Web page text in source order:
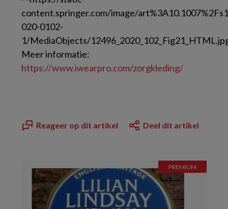
Meer informatie:
https://​www.​iwearpro.​com/zorgkleding/
Reageer op dit artikel Deel dit artikel